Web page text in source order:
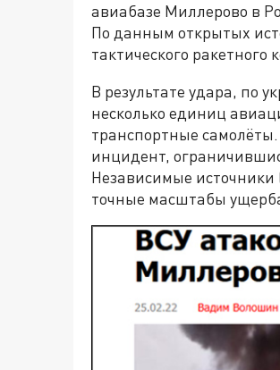
авиабазе Миллерово в
По данным открытых
тактического ракетного
В результате удара, по
несколько единиц
транспортные
инцидент,
Независимые источники
точные масштабы